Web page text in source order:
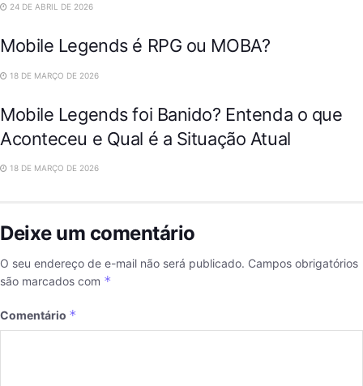
24 DE ABRIL DE 2026
Mobile Legends é RPG ou MOBA?
18 DE MARÇO DE 2026
Mobile Legends foi Banido? Entenda o que
Aconteceu e Qual é a Situação Atual
18 DE MARÇO DE 2026
Deixe um comentário
O seu endereço de e-mail não será publicado. Campos obrigatórios
são marcados com *
Comentário *